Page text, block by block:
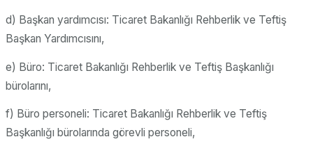
d) Başkan yardımcısı: Ticaret Bakanlığı Rehberlik ve Teftiş
Başkan Yardımcısını,
e) Büro: Ticaret Bakanlığı Rehberlik ve Teftiş Başkanlığı
bürolarını,
f) Büro personeli: Ticaret Bakanlığı Rehberlik ve Teftiş
Başkanlığı bürolarında görevli personeli,